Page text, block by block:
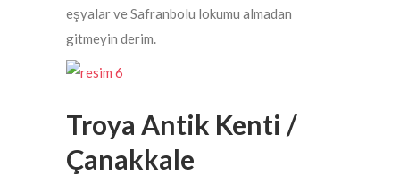
eşyalar ve Safranbolu lokumu almadan
gitmeyin derim.
Troya Antik Kenti /
Çanakkale